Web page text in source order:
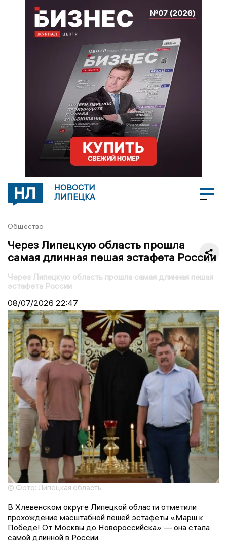
НОВОСТИ
ЛИПЕЦКА
Общество
Через Липецкую область прошла
самая длинная пешая эстафета России
Через Липецкую область прошла самая длинная пешая
эстафета России
08/07/2026 22:47
© Фото: Липецкая область
В Хлевенском округе Липецкой области отметили
прохождение масштабной пешей эстафеты «Марш к
Победе! От Москвы до Новороссийска» — она стала
самой длинной в России.